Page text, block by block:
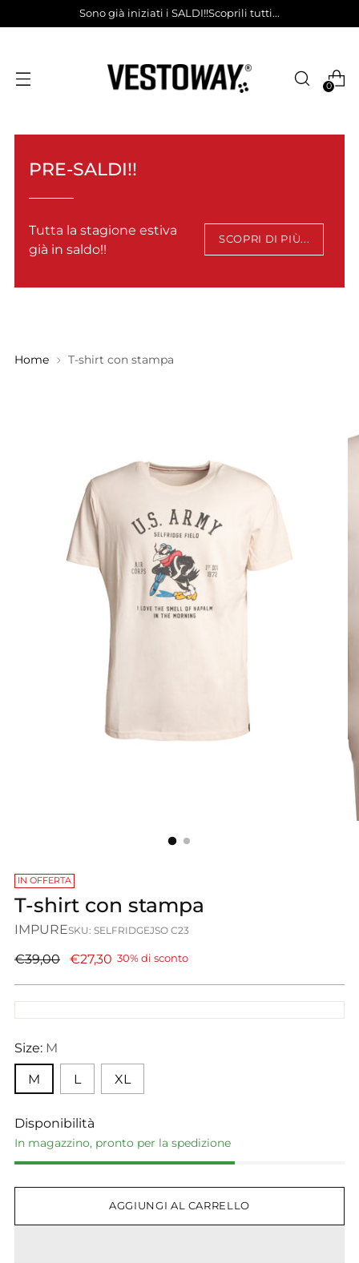
Sono già iniziati i SALDI!!Scoprili tutti...
0
PRE-SALDI!!
Tutta la stagione estiva
già in saldo!!
SCOPRI DI PIÙ...
Home T-shirt con stampa
IN OFFERTA
T-shirt con stampa
IMPURESKU: SELFRIDGEJSO C23
Prezzo
€39,00 €27,30 30% di sconto
Size: M
M
L XL
Disponibilità
In magazzino, pronto per la spedizione
AGGIUNGI AL CARRELLO